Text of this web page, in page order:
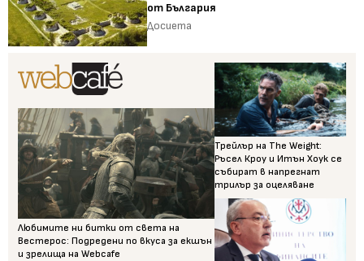
от България
Досиета
Любимите ни битки от света на
Вестерос: Подредени по вкуса за екшън
и зрелища на Webcafe
Трейлър на The Weight:
Ръсел Кроу и Итън Хоук се
събират в напрегнат
трилър за оцеляване